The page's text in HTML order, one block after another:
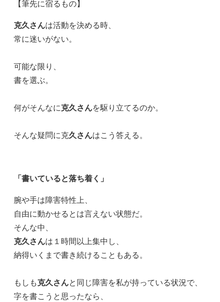
【筆先に宿るもの】
克久さんは活動を決める時、
常に迷いがない。
可能な限り、
書を選ぶ。
何がそんなに克久さんを駆り立てるのか。
そんな疑問に克久さんはこう答える。
「書いていると落ち着く」
腕や手は障害特性上、
自由に動かせるとは言えない状態だ。
そんな中、
克久さんは１時間以上集中し、
納得いくまで書き続けることもある。
もしも克久さんと同じ障害を私が持っている状況で、
字を書こうと思ったなら、